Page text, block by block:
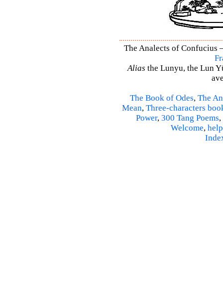
The Analects of Confucius
Alias the Lunyu, the Lun
The Book of Odes, The
Mean, Three-characters
Power, 300 Tang Poems,
Welcome, help